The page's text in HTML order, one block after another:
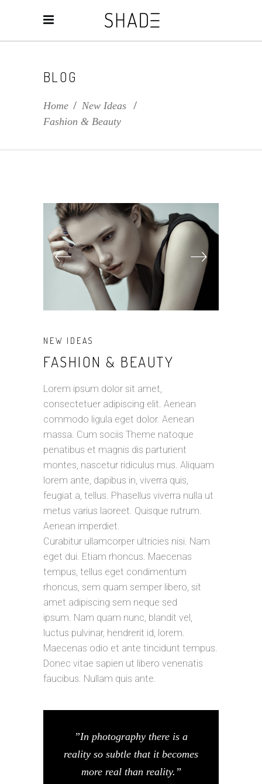
BLOG
Home / New Ideas /
Fashion & Beauty
NEW IDEAS
FASHION & BEAUTY
Lorem ipsum dolor sit amet,
consectetuer adipiscing elit. Aenean
commodo ligula eget dolor. Aenean
massa. Cum sociis Theme natoque
penatibus et magnis dis parturient
montes, nascetur ridiculus mus. Aliquam
lorem ante, dapibus in, viverra quis,
feugiat a, tellus. Phasellus viverra nulla ut
metus varius laoreet. Quisque rutrum.
Aenean imperdiet.
Curabitur ullamcorper ultricies nisi. Nam
eget dui. Etiam rhoncus. Maecenas
tempus, tellus eget condimentum
rhoncus, sem quam semper libero, sit
amet adipiscing sem neque sed
ipsum. Nam quam nunc, blandit vel,
luctus pulvinar, hendrerit id, lorem.
Maecenas odio et ante tincidunt tempus.
Donec vitae sapien ut libero venenatis
faucibus. Nullam quis ante.
”In photography there is a
reality so subtle that it becomes
more real than reality.”